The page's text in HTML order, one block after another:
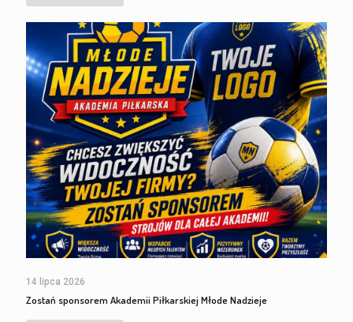
14 lipca 2026
Zostań sponsorem Akademii Piłkarskiej Młode Nadzieje